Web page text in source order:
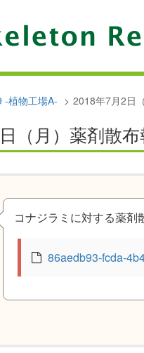
-植物工場A- 2018年7月2日
（月）薬剤散
コナジラミに対する薬剤
86aedb93-fcda-